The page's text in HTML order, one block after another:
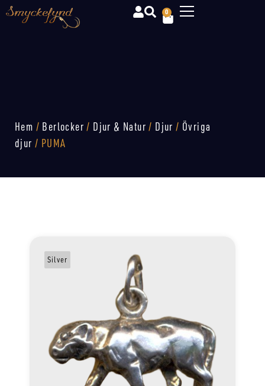
0
Hem / Berlocker / Djur & Natur / Djur / Övriga
djur / PUMA
Silver